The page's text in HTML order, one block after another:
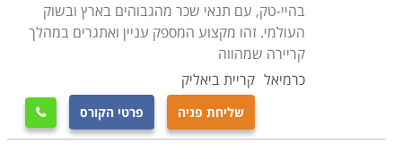
בהיי-טק, עם תנאי שכר מהגבוהים בארץ ובשוק
העולמי. זהו מקצוע המספק עניין ואתגרים במהלך
קריירה שמהווה
כרמיאל קריית ביאליק
שליחת פניה פרטי הקורס 